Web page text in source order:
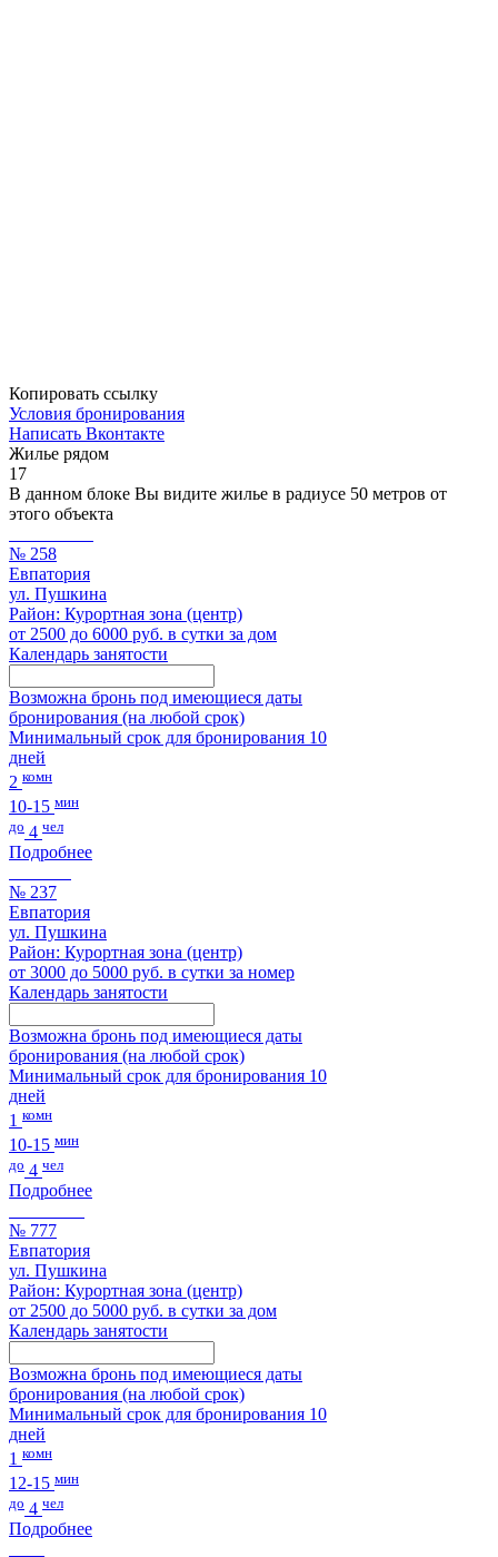
Копировать ссылку
Условия бронирования
Написать Вконтакте
Жилье рядом
17
В данном блоке Вы видите жилье в радиусе 50 метров от
этого объекта
№ 258
Евпатория
ул. Пушкина
Район: Курортная зона (центр)
от 2500 до 6000 руб. в сутки за дом
Календарь занятости
Возможна бронь под имеющиеся даты
бронирования (на любой срок)
Минимальный срок для бронирования 10
дней
2 комн
10-15 мин
до 4 чел
Подробнее
№ 237
Евпатория
ул. Пушкина
Район: Курортная зона (центр)
от 3000 до 5000 руб. в сутки за номер
Календарь занятости
Возможна бронь под имеющиеся даты
бронирования (на любой срок)
Минимальный срок для бронирования 10
дней
1 комн
10-15 мин
до 4 чел
Подробнее
№ 777
Евпатория
ул. Пушкина
Район: Курортная зона (центр)
от 2500 до 5000 руб. в сутки за дом
Календарь занятости
Возможна бронь под имеющиеся даты
бронирования (на любой срок)
Минимальный срок для бронирования 10
дней
1 комн
12-15 мин
до 4 чел
Подробнее